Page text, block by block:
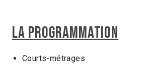
LA PROGRAMMATION
Courts-métrages